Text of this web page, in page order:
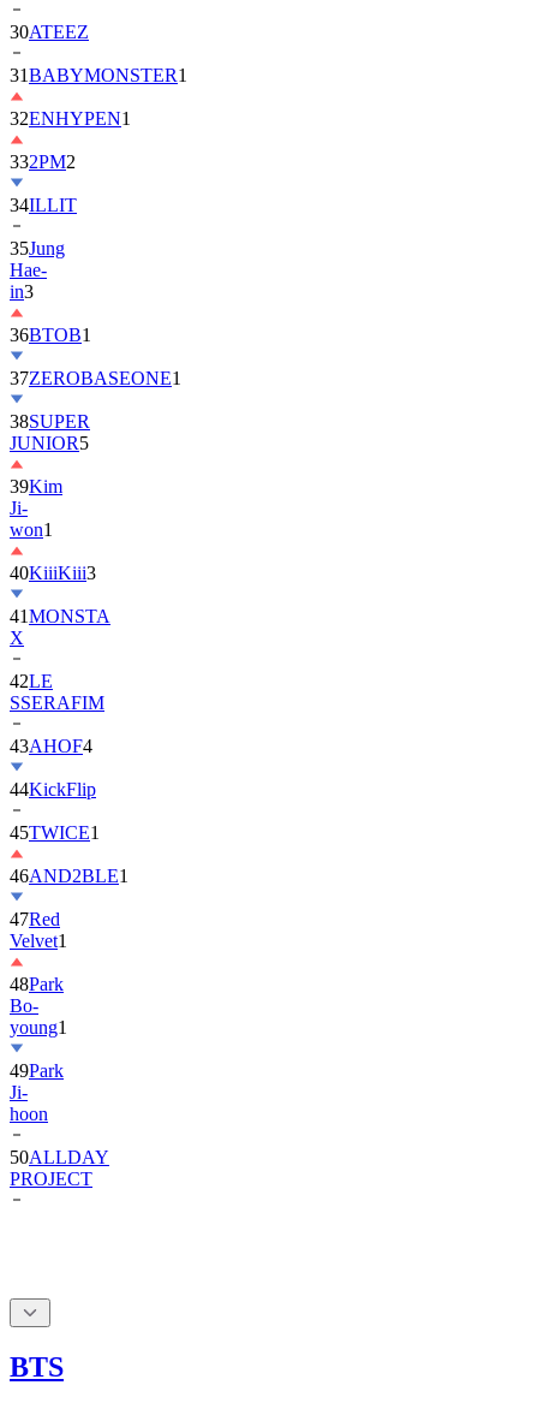
30ATEEZ
31BABYMONSTER1
32ENHYPEN1
332PM2
34ILLIT
35Jung
Hae-
in3
36BTOB1
37ZEROBASEONE1
38SUPER
JUNIOR5
39Kim
Ji-
won1
40KiiiKiii3
41MONSTA
X
42LE
SSERAFIM
43AHOF4
44KickFlip
45TWICE1
46AND2BLE1
47Red
Velvet1
48Park
Bo-
young1
49Park
Ji-
hoon
50ALLDAY
PROJECT
BTS